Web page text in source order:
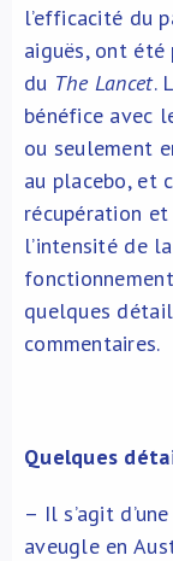
l’efficacité du
aiguës, ont
du The Lancet.
bénéfice avec
ou seulement
au placebo, et
récupération
l’intensité de
quelques
commentaires.
Quelques
– Il s’agit
aveugle en